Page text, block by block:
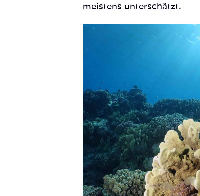
meistens unterschätzt.